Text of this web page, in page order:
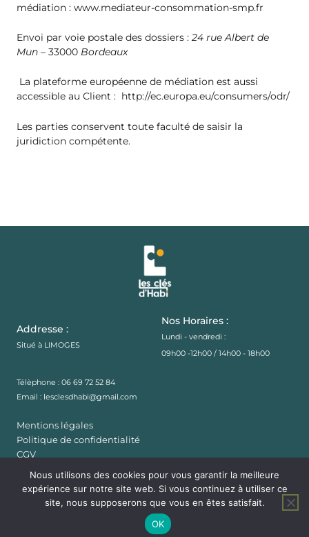
médiation : www.mediateur-consommation-smp.fr
Envoi par voie postale des dossiers : 24 rue Albert de
Mun – 33000 Bordeaux
La plateforme européenne de médiation est aussi
accessible au Client : http://ec.europa.eu/consumers/odr/
Les parties conservent toute faculté de saisir la
juridiction compétente.
Addresse :
Situé à LIMOGES
Nos Horaires :
Lundi - vendredi :
09h00 -12h00 / 14h00 - 18h00
Télèphone : 06 69 72 52 84
Email : lesclesdhabi@gmail.com
Mentions légales
Politique de confidentialité
CGV
Copyright © 2023 lesclésdhabi.fr
Nous utilisons des cookies pour vous garantir la meilleure
expérience sur notre site web. Si vous continuez à utiliser ce
site, nous supposerons que vous en êtes satisfait.
OK